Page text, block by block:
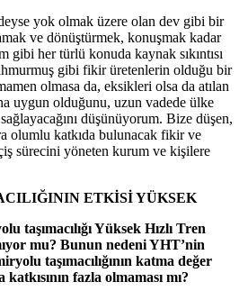
yok olmak üzere olan dev gibi bir
ve dönüştürmek, konuşmak kadar
her türlü konuda kaynak sıkıntısı
gibi fikir üretenlerin olduğu bir
olmasa da, eksikleri olsa da atılan
uygun olduğunu, uzun vadede ülke
düşünüyorum. Bize düşen,
olumlu katkıda bulunacak fikir ve
sürecini yöneten kurum ve kişilere
ETKİSİ YÜKSEK
taşımacılığı Yüksek Hızlı Tren
mu? Bunun nedeni YHT’nin
taşımacılığının katma değer
fazla olmaması mı?